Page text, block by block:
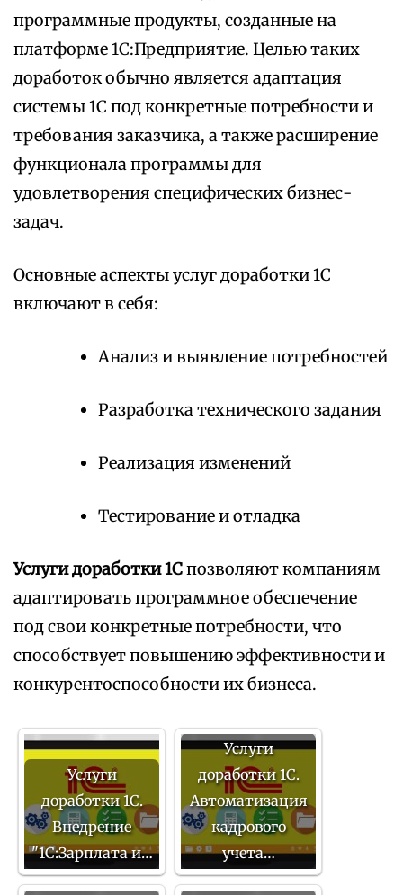
программные продукты, созданные на
платформе 1С:Предприятие. Целью таких
доработок обычно является адаптация
системы 1С под конкретные потребности и
требования заказчика, а также расширение
функционала программы для
удовлетворения специфических бизнес-
задач.
Основные аспекты услуг доработки 1С
включают в себя:
Анализ и выявление потребностей
Разработка технического задания
Реализация изменений
Тестирование и отладка
Услуги доработки 1Спозволяют компаниям
адаптировать программное обеспечение
под свои конкретные потребности, что
способствует повышению эффективности и
конкурентоспособности их бизнеса.
Услуги
доработки 1С.
Внедрение
"1С:Зарплата и…
Услуги
доработки 1С.
Автоматизация
кадрового
учета…